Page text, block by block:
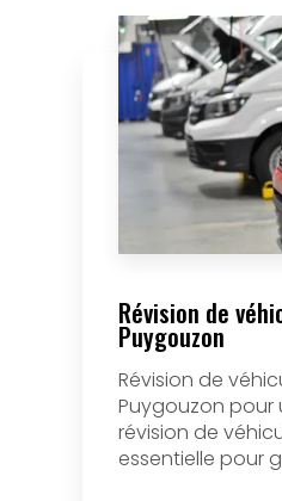
Révision de
Puygouzon
Révision de
Puygouzon pour
révision de
essentielle pour